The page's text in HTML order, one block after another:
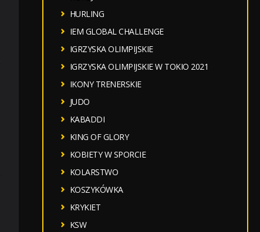
HURLING
IEM GLOBAL CHALLENGE
IGRZYSKA OLIMPIJSKIE
IGRZYSKA OLIMPIJSKIE W TOKIO 2021
IKONY TRENERSKIE
JUDO
KABADDI
KING OF GLORY
KOBIETY W SPORCIE
KOLARSTWO
KOSZYKÓWKA
KRYKIET
KSW